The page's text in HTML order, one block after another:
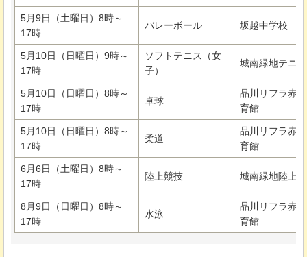
5月9日（土曜日）8時～
17時
バレーボール 坂越中学校
5月10日（日曜日）9時～
17時
ソフトテニス（女
子）
城南緑地テニ
5月10日（日曜日）8時～
17時
卓球
品川リフラ赤
育館
5月10日（日曜日）8時～
17時
柔道
品川リフラ赤
育館
6月6日（土曜日）8時～
17時
陸上競技 城南緑地陸上
8月9日（日曜日）8時～
17時
水泳
品川リフラ赤
育館